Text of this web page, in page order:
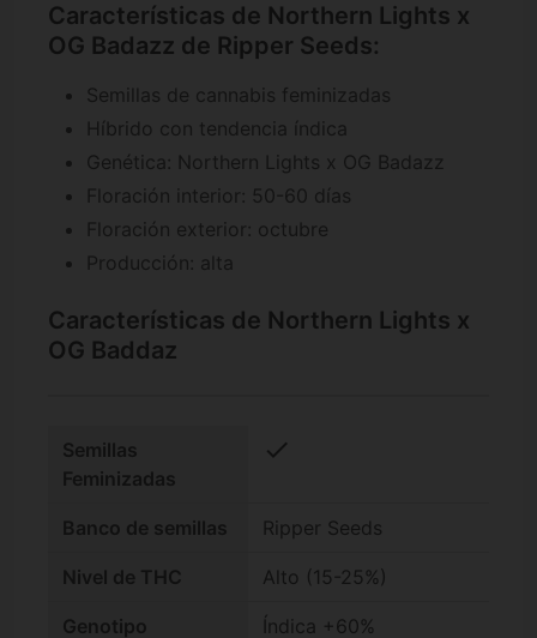
Características de Northern Lights x
OG Badazz de Ripper Seeds:
Semillas de cannabis feminizadas
Híbrido con tendencia índica
Genética: Northern Lights x OG Badazz
Floración interior: 50-60 días
Floración exterior: octubre
Producción: alta
Características de Northern Lights x
OG Baddaz
Semillas
Feminizadas
check
Banco de semillas Ripper Seeds
Nivel de THC Alto (15-25%)
Genotipo Índica +60%